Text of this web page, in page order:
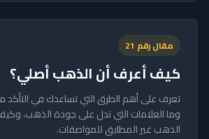
مقال رقم 21
كيف أعرف أن الذهب أصلي؟
تعرف على أهم الطرق التي تساعدك في التأكد
وما العلامات التي تدل على جودة الذهب،
الذهب غير المطابق للمواصفات.